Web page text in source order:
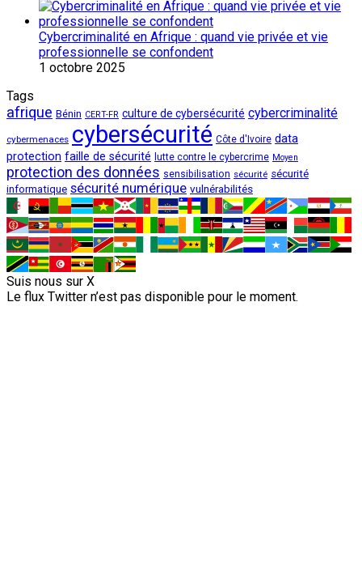
Cybercriminalité en Afrique : quand vie privée et vie
professionnelle se confondent
1 octobre 2025
Tags
afrique Bénin CERT-FR culture de cybersécurité cybercriminalité
cybermenaces cybersécurité Côte d'Ivoire data
protection faille de sécurité lutte contre le cybercrime Moyen
protection des données sensibilisation sécurité sécurité
informatique sécurité numérique vulnérabilités
Suis nous sur X
Le flux Twitter n’est pas disponible pour le moment.